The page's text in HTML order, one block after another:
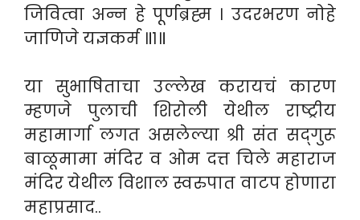
जिवित्वा अन्न हे पूर्णब्रह्म । उदरभरण नोहे
जाणिजे यज्ञकर्म ॥१॥
या सुभाषिताचा उल्लेख करायचं कारण
म्हणजे पुलाची शिरोली येथील राष्ट्रीय
महामार्गा लगत असलेल्या श्री संत सद्‌गुरू
बाळूमामा मंदिर व ओम दत्त चिले महाराज
मंदिर येथील विशाल स्वरुपात वाटप होणारा
महाप्रसाद..